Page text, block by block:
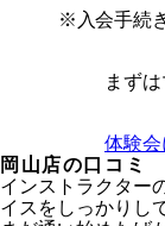
※入会手続
まず
体験
岡山店の口コミ
インストラクター
イスをしっかりし